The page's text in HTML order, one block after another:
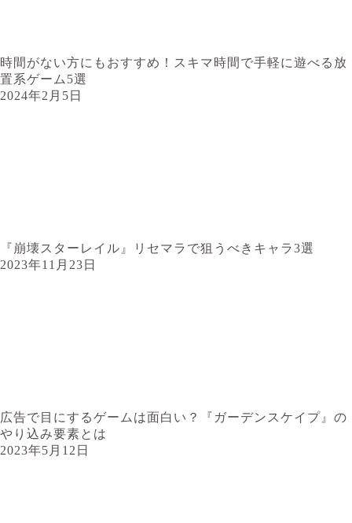
時間がない方にもおすすめ！スキマ時間で手軽に遊べる放
置系ゲーム5選
2024年2月5日
『崩壊スターレイル』リセマラで狙うべきキャラ3選
2023年11月23日
広告で目にするゲームは面白い？『ガーデンスケイプ』の
やり込み要素とは
2023年5月12日